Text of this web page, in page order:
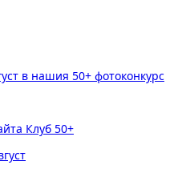
в нашия 50+ фотоконкурс
Клуб 50+